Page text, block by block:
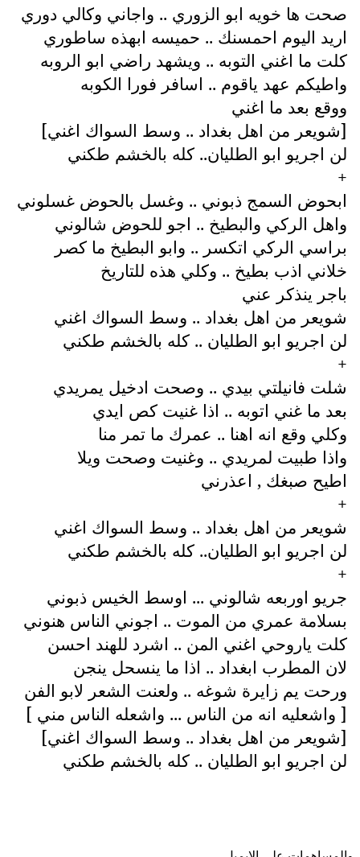
صحت ها خويه ابو الزوري .. واجاني وكالي دوري
اريد اليوم احمسنك .. حميسه ابهذه ساطوري
كلت ما اغني التوبه .. ويشهد راضي ابو الروبه
واطيكم عهد ياقوم .. اسافر فورا الكوبه
ووقع بعد ما اغني
[شويعر من اهل بغداد .. وسط السواك اغني]
لن اجريو ابو الطليان.. كله بالخشم طكني
+
ابحوض السمج ذبوني .. وغسل بالحوض غسلوني
واهل الركي والبطيخ .. اجو للحوض شالوني
براسي الركي اتكسر .. وابو البطيخ ما كصر
خلاني اذب بطيخ .. وكلي هذه للتاريخ
باجر ينذكر عني
شويعر من اهل بغداد .. وسط السواك اغني
لن اجريو ابو الطليان .. كله بالخشم طكني
+
شلت فانيلتي بيدي .. وصحت ادخيل يمريدي
بعد ما غني اتوبه .. اذا غنيت كص ايدي
وكلي وقع انه اهنا .. عمرك ما تمر منا
واذا طبيت لمريدي .. وغنيت وصحت ويلا
اطيح صبغك , اعذرني
+
شويعر من اهل بغداد .. وسط السواك اغني
لن اجريو ابو الطليان.. كله بالخشم طكني
+
جريو اوربعه شالوني ... اوسط الخيس ذبوني
بسلامة عمري من الموت .. اجوني الناس هنوني
كلت ياروحي اغني المن .. اشرد للهند احسن
لان المطرب ابغداد .. اذا ما ينسحل ينجن
ورحت يم زايرة شوغه .. ولعنت الشعر لابو الفن
[ واشعليه انه من الناس ... واشعله الناس مني ]
[شويعر من اهل بغداد .. وسط السواك اغني]
لن اجريو ابو الطليان .. كله بالخشم طكني